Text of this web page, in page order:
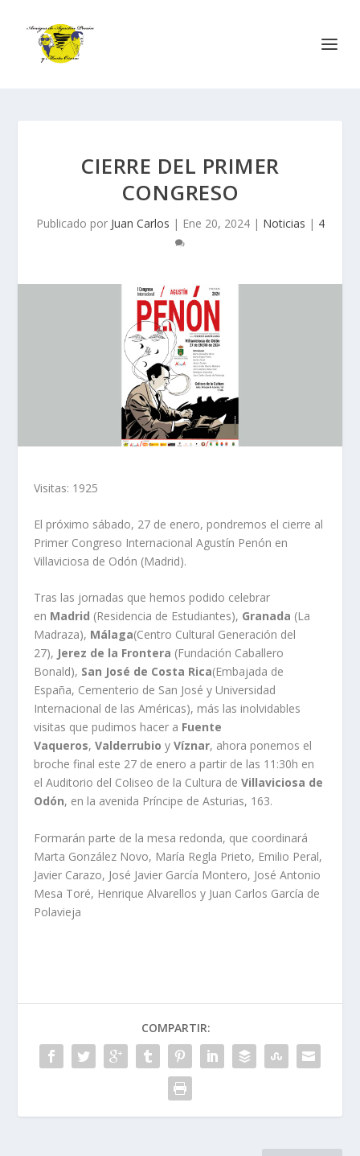
CIERRE DEL PRIMER
CONGRESO
Publicado por Juan Carlos | Ene 20, 2024| Noticias | 4
Visitas: 1925
El próximo sábado, 27 de enero, pondremos el cierre al
Primer Congreso Internacional Agustín Penón en
Villaviciosa de Odón (Madrid).
Tras las jornadas que hemos podido celebrar
en Madrid (Residencia de Estudiantes), Granada (La
Madraza), Málaga(Centro Cultural Generación del
27), Jerez de la Frontera (Fundación Caballero
Bonald), San José de Costa Rica(Embajada de
España, Cementerio de San José y Universidad
Internacional de las Américas), más las inolvidables
visitas que pudimos hacer a Fuente
Vaqueros,Valderrubio yVíznar, ahora ponemos el
broche final este 27 de enero a partir de las 11:30h en
el Auditorio del Coliseo de la Cultura deVillaviciosa de
Odón, en la avenida Príncipe de Asturias, 163.
Formarán parte de la mesa redonda, que coordinará
Marta González Novo, María Regla Prieto, Emilio Peral,
Javier Carazo, José Javier García Montero, José Antonio
Mesa Toré, Henrique Alvarellos y Juan Carlos García de
Polavieja
COMPARTIR: